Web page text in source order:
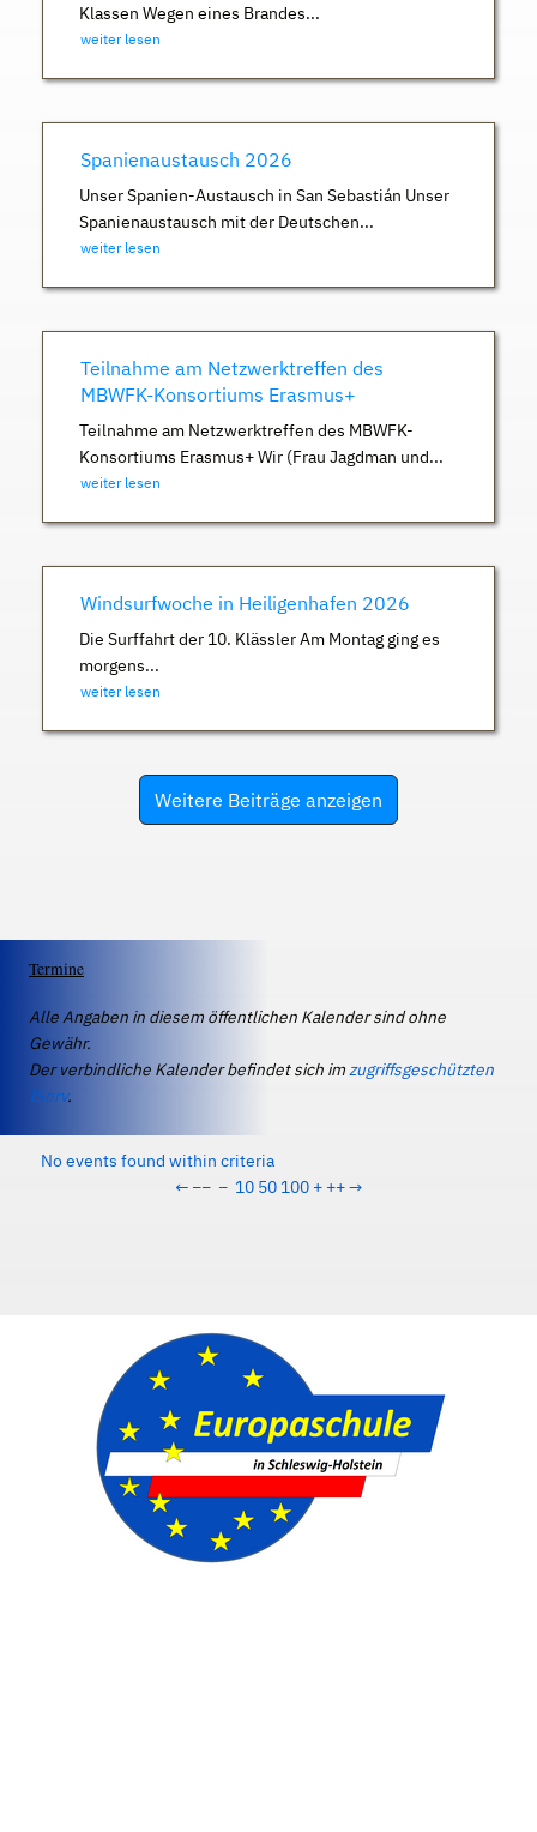
Klassen Wegen eines Brandes...
weiter lesen
Spanienaustausch 2026
Unser Spanien-Austausch in San Sebastián Unser
Spanienaustausch mit der Deutschen...
weiter lesen
Teilnahme am Netzwerktreffen des
MBWFK-Konsortiums Erasmus+
Teilnahme am Netzwerktreffen des MBWFK-
Konsortiums Erasmus+ Wir (Frau Jagdman und...
weiter lesen
Windsurfwoche in Heiligenhafen 2026
Die Surffahrt der 10. Klässler Am Montag ging es
morgens...
weiter lesen
Weitere Beiträge anzeigen
Termine
Alle Angaben in diesem öffentlichen Kalender sind ohne
Gewähr.
Der verbindliche Kalender befindet sich imzugriffsgeschützten
IServ.
No events found within criteria
← −− − 10 50 100 + ++→